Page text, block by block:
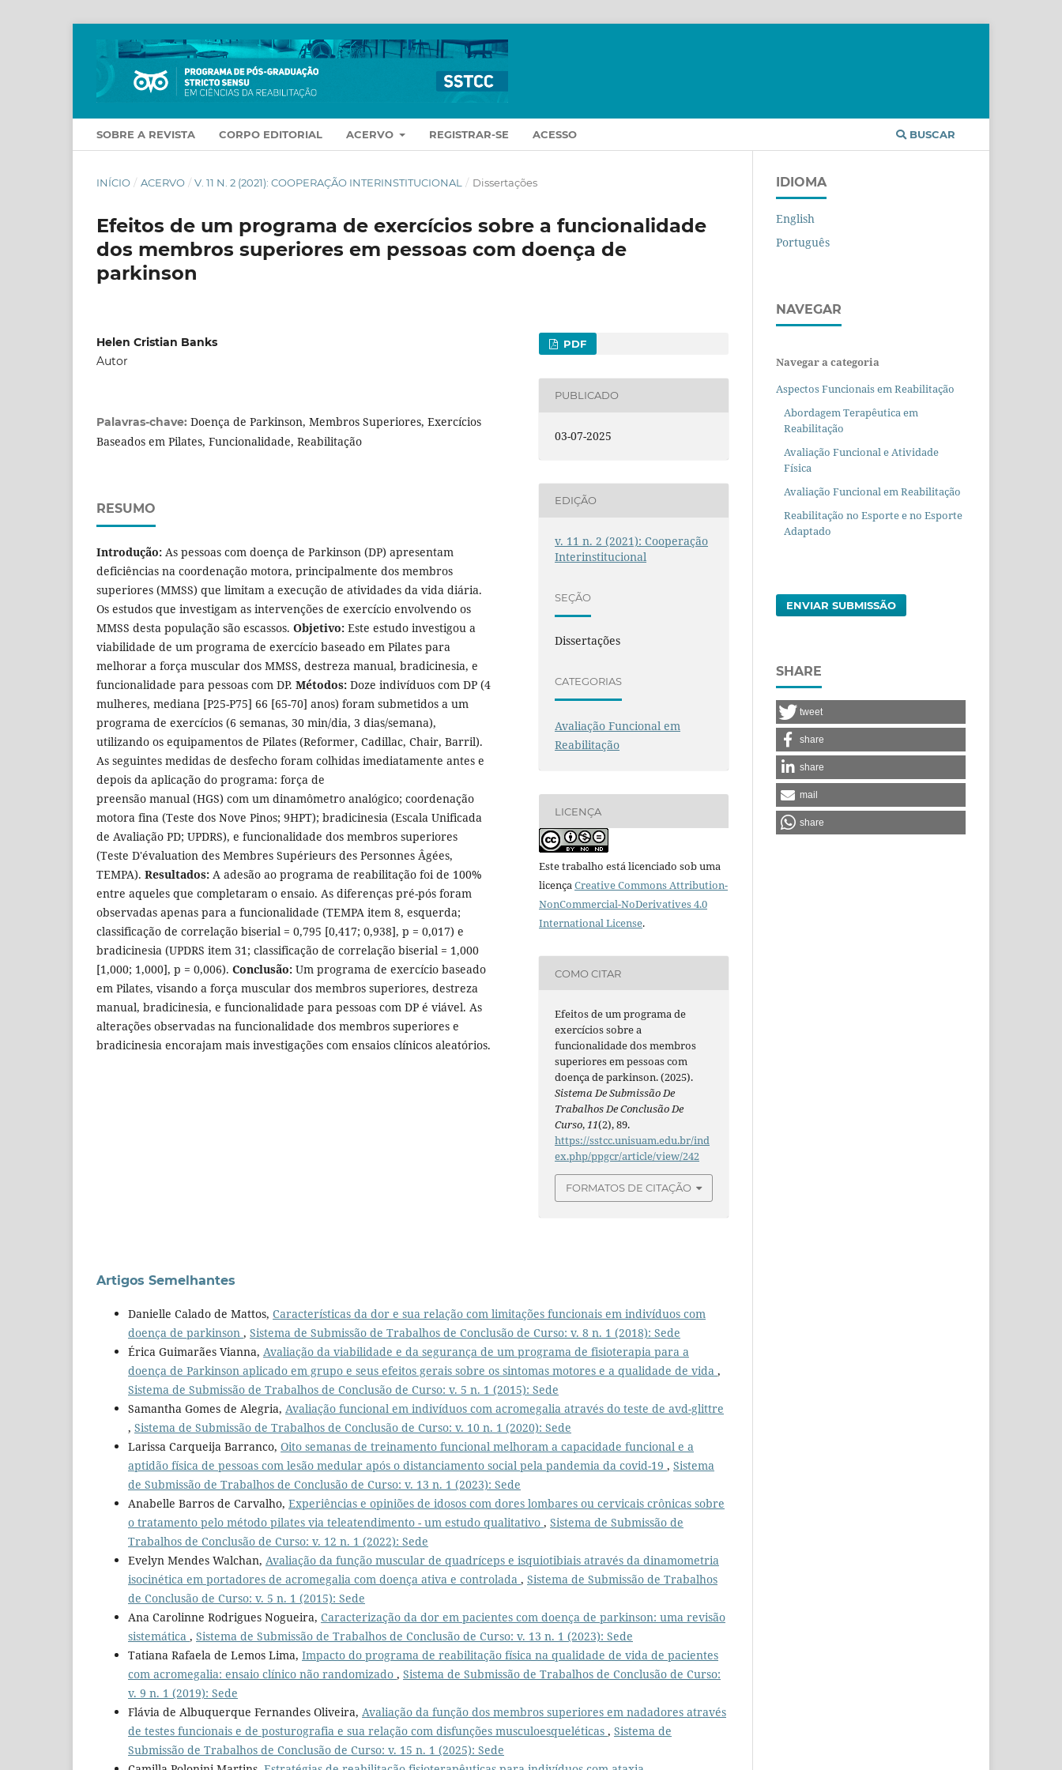
SOBRE A REVISTA CORPO EDITORIAL ACERVO REGISTRAR-SE ACESSO BUSCAR
INÍCIO / ACERVO / V. 11 N. 2 (2021): COOPERAÇÃO INTERINSTITUCIONAL / Dissertações
Efeitos de um programa de exercícios sobre a funcionalidade
dos membros superiores em pessoas com doença de
parkinson
Helen Cristian Banks
Autor
Palavras-chave: Doença de Parkinson, Membros Superiores, Exercícios
Baseados em Pilates, Funcionalidade, Reabilitação
RESUMO
Introdução: As pessoas com doença de Parkinson (DP) apresentam
deficiências na coordenação motora, principalmente dos membros
superiores (MMSS) que limitam a execução de atividades da vida diária.
Os estudos que investigam as intervenções de exercício envolvendo os
MMSS desta população são escassos. Objetivo: Este estudo investigou a
viabilidade de um programa de exercício baseado em Pilates para
melhorar a força muscular dos MMSS, destreza manual, bradicinesia, e
funcionalidade para pessoas com DP. Métodos: Doze indivíduos com DP (4
mulheres, mediana [P25-P75] 66 [65-70] anos) foram submetidos a um
programa de exercícios (6 semanas, 30 min/dia, 3 dias/semana),
utilizando os equipamentos de Pilates (Reformer, Cadillac, Chair, Barril).
As seguintes medidas de desfecho foram colhidas imediatamente antes e
depois da aplicação do programa: força de
preensão manual (HGS) com um dinamômetro analógico; coordenação
motora fina (Teste dos Nove Pinos; 9HPT); bradicinesia (Escala Unificada
de Avaliação PD; UPDRS), e funcionalidade dos membros superiores
(Teste D'évaluation des Membres Supérieurs des Personnes Âgées,
TEMPA). Resultados: A adesão ao programa de reabilitação foi de 100%
entre aqueles que completaram o ensaio. As diferenças pré-pós foram
observadas apenas para a funcionalidade (TEMPA item 8, esquerda;
classificação de correlação biserial = 0,795 [0,417; 0,938], p = 0,017) e
bradicinesia (UPDRS item 31; classificação de correlação biserial = 1,000
[1,000; 1,000], p = 0,006). Conclusão: Um programa de exercício baseado
em Pilates, visando a força muscular dos membros superiores, destreza
manual, bradicinesia, e funcionalidade para pessoas com DP é viável. As
alterações observadas na funcionalidade dos membros superiores e
bradicinesia encorajam mais investigações com ensaios clínicos aleatórios.
PDF
PUBLICADO
03-07-2025
EDIÇÃO
v. 11 n. 2 (2021): Cooperação
Interinstitucional
SEÇÃO
Dissertações
CATEGORIAS
Avaliação Funcional em
Reabilitação
LICENÇA
Este trabalho está licenciado sob uma
licençaCreative Commons Attribution-
NonCommercial-NoDerivatives 4.0
International License.
COMO CITAR
Efeitos de um programa de
exercícios sobre a
funcionalidade dos membros
superiores em pessoas com
doença de parkinson. (2025).
Sistema De Submissão De
Trabalhos De Conclusão De
Curso,11(2), 89.
https://sstcc.unisuam.edu.br/ind
ex.php/ppgcr/article/view/242
FORMATOS DE CITAÇÃO
Artigos Semelhantes
Danielle Calado de Mattos, Características da dor e sua relação com limitações funcionais em indivíduos com
doença de parkinson , Sistema de Submissão de Trabalhos de Conclusão de Curso: v. 8 n. 1 (2018): Sede
Érica Guimarães Vianna, Avaliação da viabilidade e da segurança de um programa de fisioterapia para a
doença de Parkinson aplicado em grupo e seus efeitos gerais sobre os sintomas motores e a qualidade de vida ,
Sistema de Submissão de Trabalhos de Conclusão de Curso: v. 5 n. 1 (2015): Sede
Samantha Gomes de Alegria, Avaliação funcional em indivíduos com acromegalia através do teste de avd-glittre
, Sistema de Submissão de Trabalhos de Conclusão de Curso: v. 10 n. 1 (2020): Sede
Larissa Carqueija Barranco, Oito semanas de treinamento funcional melhoram a capacidade funcional e a
aptidão física de pessoas com lesão medular após o distanciamento social pela pandemia da covid-19 , Sistema
de Submissão de Trabalhos de Conclusão de Curso: v. 13 n. 1 (2023): Sede
Anabelle Barros de Carvalho, Experiências e opiniões de idosos com dores lombares ou cervicais crônicas sobre
o tratamento pelo método pilates via teleatendimento - um estudo qualitativo , Sistema de Submissão de
Trabalhos de Conclusão de Curso: v. 12 n. 1 (2022): Sede
Evelyn Mendes Walchan, Avaliação da função muscular de quadríceps e isquiotibiais através da dinamometria
isocinética em portadores de acromegalia com doença ativa e controlada , Sistema de Submissão de Trabalhos
de Conclusão de Curso: v. 5 n. 1 (2015): Sede
Ana Carolinne Rodrigues Nogueira, Caracterização da dor em pacientes com doença de parkinson: uma revisão
sistemática , Sistema de Submissão de Trabalhos de Conclusão de Curso: v. 13 n. 1 (2023): Sede
Tatiana Rafaela de Lemos Lima, Impacto do programa de reabilitação física na qualidade de vida de pacientes
com acromegalia: ensaio clínico não randomizado , Sistema de Submissão de Trabalhos de Conclusão de Curso:
v. 9 n. 1 (2019): Sede
Flávia de Albuquerque Fernandes Oliveira, Avaliação da função dos membros superiores em nadadores através
de testes funcionais e de posturografia e sua relação com disfunções musculoesqueléticas , Sistema de
Submissão de Trabalhos de Conclusão de Curso: v. 15 n. 1 (2025): Sede
IDIOMA
English
Português
NAVEGAR
Navegar a categoria
Aspectos Funcionais em Reabilitação
Abordagem Terapêutica em
Reabilitação
Avaliação Funcional e Atividade
Física
Avaliação Funcional em Reabilitação
Reabilitação no Esporte e no Esporte
Adaptado
ENVIAR SUBMISSÃO
SHARE
tweet
share
share
mail
share